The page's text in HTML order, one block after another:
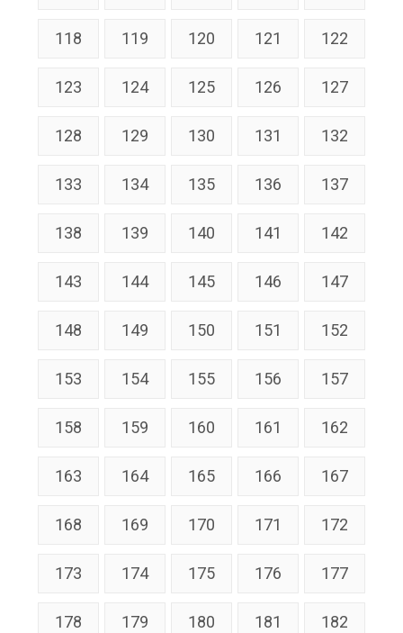
118 119 120 121 122
123 124 125 126 127
128 129 130 131 132
133 134 135 136 137
138 139 140 141 142
143 144 145 146 147
148 149 150 151 152
153 154 155 156 157
158 159 160 161 162
163 164 165 166 167
168 169 170 171 172
173 174 175 176 177
178 179 180 181 182